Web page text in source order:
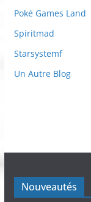
Poké Games Land
Spiritmad
Starsystemf
Un Autre Blog
Nouveautés